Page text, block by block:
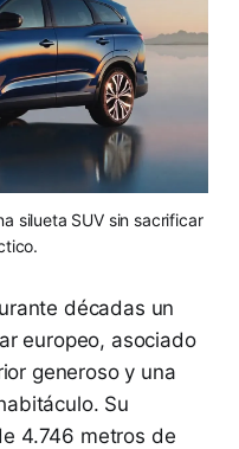
silueta SUV sin sacrificar
décadas un
europeo, asociado
generoso y una
Su
4.746 metros de